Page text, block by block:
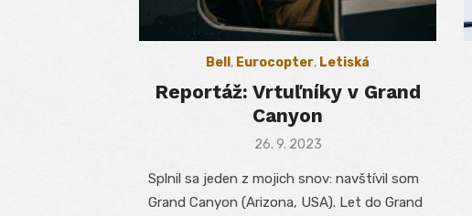
Bell , Eurocopter, Letiská
Reportáž: Vrtuľníky v Grand
Canyon
Posted
26. 9. 2023
Splnil sa jeden z mojich snov: navštívil som
Grand Canyon (Arizona, USA). Let do Grand